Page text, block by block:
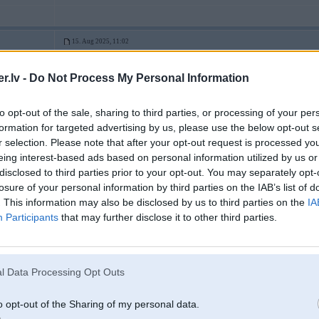
- Do Not Process My Personal Information
opt-out of the sale, sharing to third parties, or processing of your
for targeted advertising by us, please use the below opt-out
selection. Please note that after your opt-out request is processed
interest-based ads based on personal information utilized by us
to third parties prior to your opt-out. You may separately
of your personal information by third parties on the IAB’s list of
This information may also be disclosed by us to third parties on the
Participants that may further disclose it to other third parties.
Data Processing Opt Outs
opt-out of the Sharing of my personal data.
15. Aug 2025, 11:02
14 Aug 2025, 22:24:44@e36powersrakstīja:
Vai kādam ir pieredze ar Toyota C-HR 1. paaudzes īpašnieku? Ko jūs
versija. Vienīgais, ko nesaprotu — kāpēc AMServ pārdod veco
par 28 900 €.
tiek lietots 1.8 hibrīds no 12.2020. pašlaik nobraukums ap 70k
no gļukiem - pa lielam vienīgā problēma ir pašizlāde, ja nedēļu nekustina -
bezmaksas palīdzības periodā tika vairākas reizes saukts 'piepīpēt'. Tagad
Tehniski problēmas nav bijušas. Apkopes pie am serva.
carplay/android auto ir.
15 Aug 2025, 11:02:09 @Maxal rakstīja: